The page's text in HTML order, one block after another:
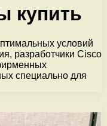
купить
условий
разработчики Cisco
специально для